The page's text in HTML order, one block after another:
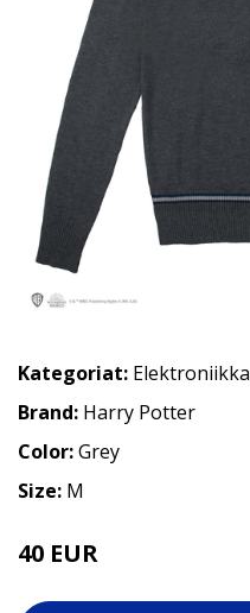
Kategoriat: Elektroniikka
Brand: Harry Potter
Color:Grey
Size: M
40 EUR